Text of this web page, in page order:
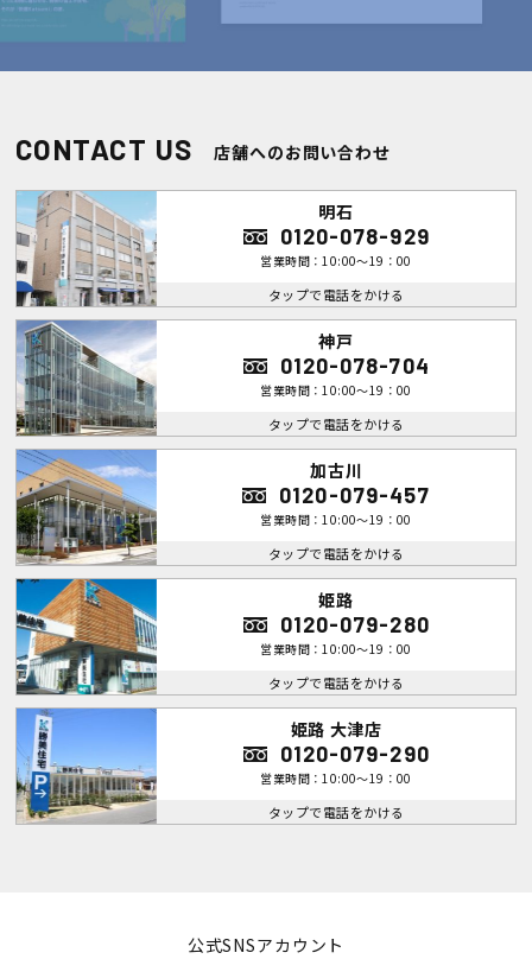
CONTACT US 店舗へのお問い合わせ
明石
0120-078-929
営業時間：10:00～19：00
タップで電話をかける
神戸
0120-078-704
営業時間：10:00～19：00
タップで電話をかける
加古川
0120-079-457
営業時間：10:00～19：00
タップで電話をかける
姫路
0120-079-280
営業時間：10:00～19：00
タップで電話をかける
姫路 大津店
0120-079-290
営業時間：10:00～19：00
タップで電話をかける
公式SNSアカウント